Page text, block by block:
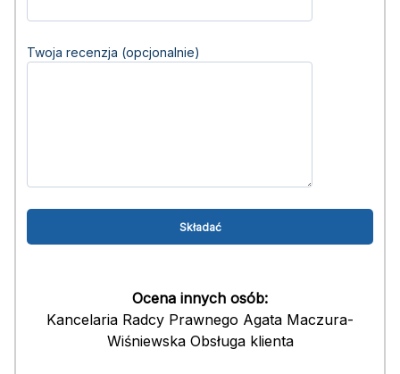
Twoja recenzja (opcjonalnie)
Ocena innych osób:
Kancelaria Radcy Prawnego Agata Maczura-
Wiśniewska Obsługa klienta